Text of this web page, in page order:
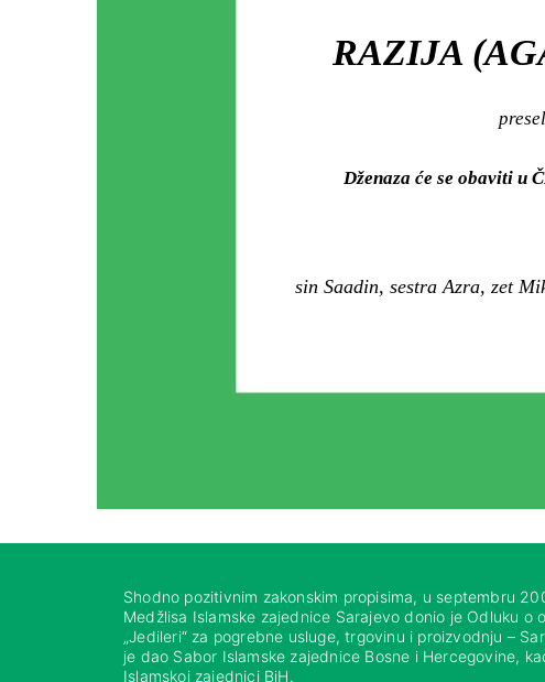
RAZIJA
Dženaza će se obaviti u
sin Saadin, sestra Azra, zet
Shodno pozitivnim zakonskim propisima, u septembru
Medžlisa Islamske zajednice Sarajevo donio je Odluku o
„Jedileri“ za pogrebne usluge, trgovinu i proizvodnju –
je dao Sabor Islamske zajednice Bosne i Hercegovine,
Islamskoj zajednici BiH.